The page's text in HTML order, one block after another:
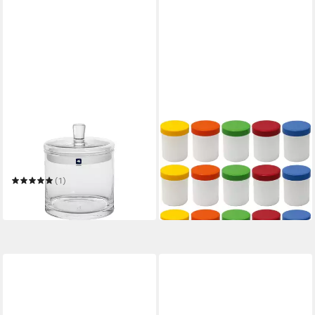
Dose LEONARDO
Vorratsdose "Top", ca. 17 x 15
cm
(1)
ab 27,90 €
in 4-5 Werktagen bei dir
DOSERIE KUHN
oder Kleinigkeiten
ab 7,83 €
in 4-5 Werktagen bei dir